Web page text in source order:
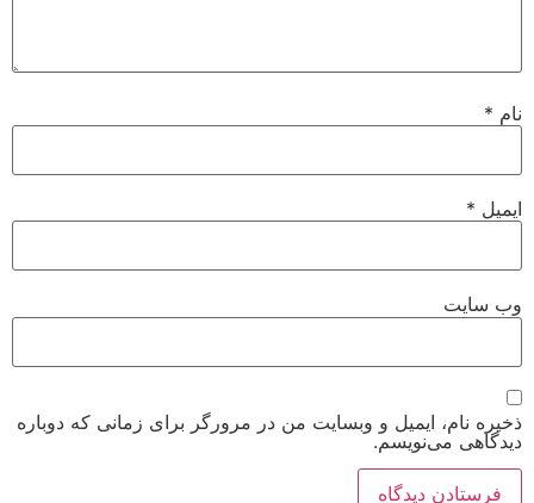
نام *
ایمیل *
وب‌ سایت
ذخیره نام، ایمیل و وبسایت من در مرورگر برای زمانی که دوباره
دیدگاهی می‌نویسم.